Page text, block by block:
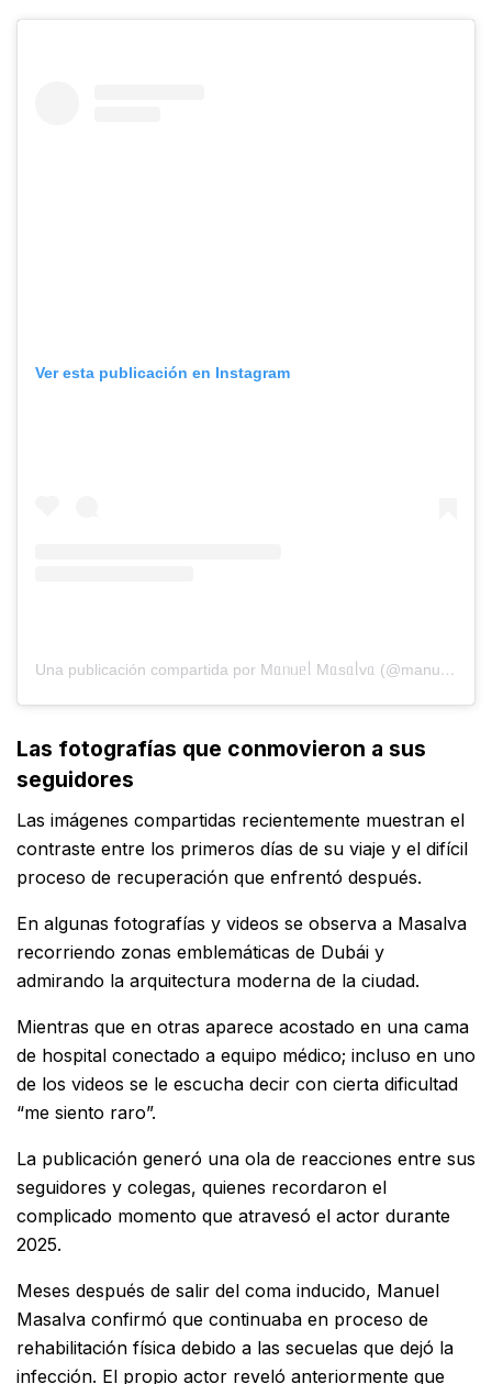
Ver esta publicación en Instagram
Una publicación compartida por Mᥲᥒᥙᥱᥣ Mᥲsᥲᥣvᥲ (@manuelmasalva)
Las fotografías que conmovieron a sus
seguidores
Las imágenes compartidas recientemente muestran el
contraste entre los primeros días de su viaje y el difícil
proceso de recuperación que enfrentó después.
En algunas fotografías y videos se observa a Masalva
recorriendo zonas emblemáticas de Dubái y
admirando la arquitectura moderna de la ciudad.
Mientras que en otras aparece acostado en una cama
de hospital conectado a equipo médico; incluso en uno
de los videos se le escucha decir con cierta dificultad
“me siento raro”.
La publicación generó una ola de reacciones entre sus
seguidores y colegas, quienes recordaron el
complicado momento que atravesó el actor durante
2025.
Meses después de salir del coma inducido, Manuel
Masalva confirmó que continuaba en proceso de
rehabilitación física debido a las secuelas que dejó la
infección. El propio actor reveló anteriormente que